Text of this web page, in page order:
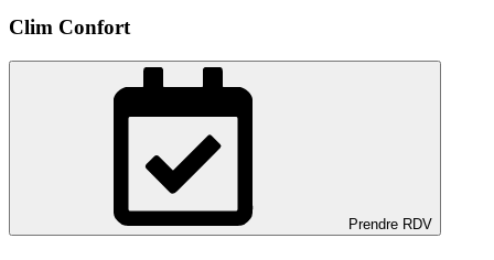
Clim Confort
Prendre RDV